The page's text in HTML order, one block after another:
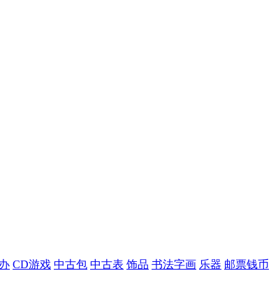
CD游戏 中古包 中古表 饰品 书法字画 乐器 邮票钱币